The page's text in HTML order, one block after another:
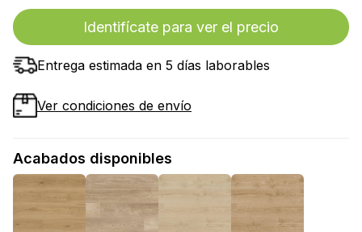
Identifícate para ver el precio
Entrega estimada en 5 días laborables
Ver condiciones de envío
Acabados disponibles